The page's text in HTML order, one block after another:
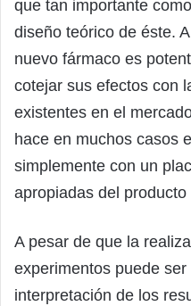
que tan importante
diseño teórico de éste.
nuevo fármaco es
cotejar sus efectos con
existentes en el
hace en muchos casos
simplemente con un
apropiadas del
A pesar de que la
experimentos puede
interpretación de los